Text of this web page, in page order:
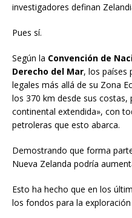
investigadores definan
Pues sí.
Según la Convención de
Derecho del Mar, los países
legales más allá de su Zona
los 370 km desde sus
continental extendida», con
petroleras que esto abarca.
Demostrando que forma
Nueva Zelanda podría
Esto ha hecho que en los
los fondos para la